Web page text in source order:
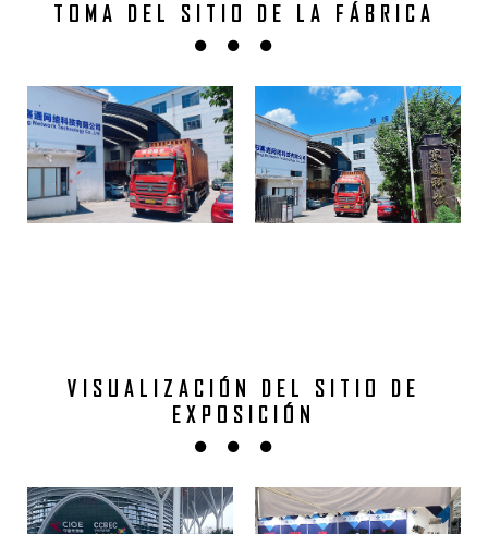
TOMA DEL SITIO DE LA FÁBRICA
VISUALIZACIÓN DEL SITIO DE
EXPOSICIÓN